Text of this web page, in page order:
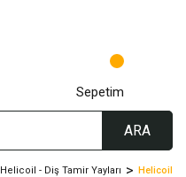
ARA
Sepetim
Helicoil - Diş Tamir Yayları Helicoil -